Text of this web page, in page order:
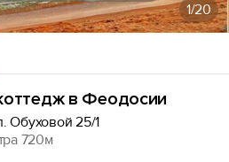
1/20
в Феодосии
Обуховой 25/1
720м